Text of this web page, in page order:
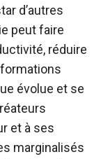
d’autres
peut faire
réduire
évolue et se
et à ses
marginalisés